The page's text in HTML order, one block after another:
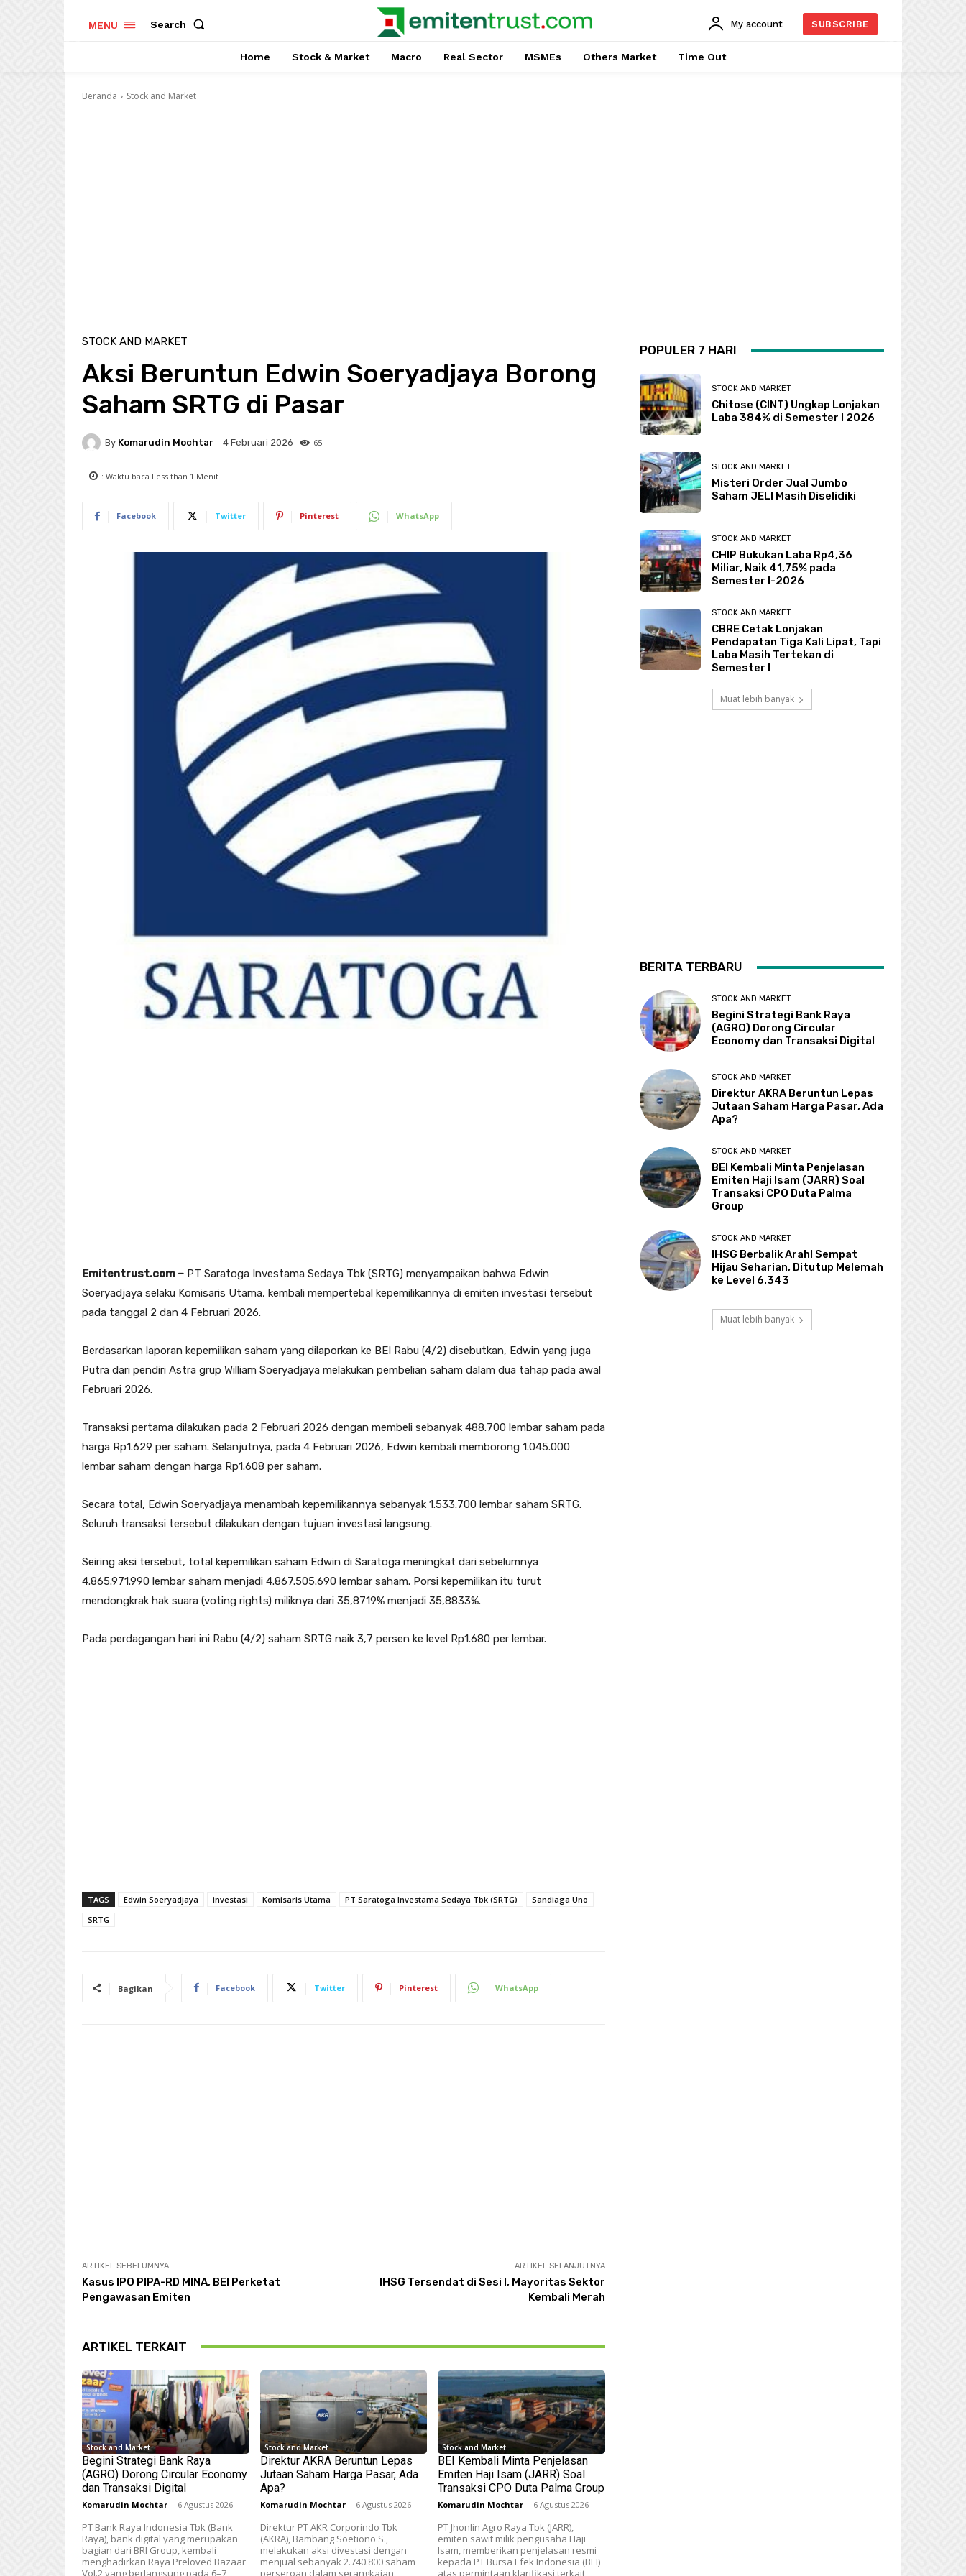
MENU Search My account SUBSCRIBE
Home Stock & Market Macro Real Sector MSMEs Others Market Time Out
Beranda Stock and Market
STOCK AND MARKET
Aksi Beruntun Edwin Soeryadjaya Borong
Saham SRTG di Pasar
By Komarudin Mochtar 4 Februari 2026 65
: Waktu baca Less than 1 Menit
Facebook Twitter Pinterest WhatsApp
Emitentrust.com – PT Saratoga Investama Sedaya Tbk (SRTG) menyampaikan bahwa Edwin
Soeryadjaya selaku Komisaris Utama, kembali mempertebal kepemilikannya di emiten investasi tersebut
pada tanggal 2 dan 4 Februari 2026.
Berdasarkan laporan kepemilikan saham yang dilaporkan ke BEI Rabu (4/2) disebutkan, Edwin yang juga
Putra dari pendiri Astra grup William Soeryadjaya melakukan pembelian saham dalam dua tahap pada awal
Februari 2026.
Transaksi pertama dilakukan pada 2 Februari 2026 dengan membeli sebanyak 488.700 lembar saham pada
harga Rp1.629 per saham. Selanjutnya, pada 4 Februari 2026, Edwin kembali memborong 1.045.000
lembar saham dengan harga Rp1.608 per saham.
Secara total, Edwin Soeryadjaya menambah kepemilikannya sebanyak 1.533.700 lembar saham SRTG.
Seluruh transaksi tersebut dilakukan dengan tujuan investasi langsung.
Seiring aksi tersebut, total kepemilikan saham Edwin di Saratoga meningkat dari sebelumnya
4.865.971.990 lembar saham menjadi 4.867.505.690 lembar saham. Porsi kepemilikan itu turut
mendongkrak hak suara (voting rights) miliknya dari 35,8719% menjadi 35,8833%.
Pada perdagangan hari ini Rabu (4/2) saham SRTG naik 3,7 persen ke level Rp1.680 per lembar.
TAGS Edwin Soeryadjaya investasi Komisaris Utama PT Saratoga Investama Sedaya Tbk (SRTG)
Sandiaga Uno
SRTG
Bagikan Facebook Twitter Pinterest WhatsApp
ARTIKEL SEBELUMNYA
Kasus IPO PIPA-RD MINA, BEI Perketat
Pengawasan Emiten
ARTIKEL SELANJUTNYA
IHSG Tersendat di Sesi I, Mayoritas Sektor
Kembali Merah
ARTIKEL TERKAIT
Stock and Market
Begini Strategi Bank Raya
(AGRO) Dorong Circular Economy
dan Transaksi Digital
Komarudin Mochtar - 6 Agustus 2026
PT Bank Raya Indonesia Tbk (Bank
Raya), bank digital yang merupakan
bagian dari BRI Group, kembali
menghadirkan Raya Preloved Bazaar
Vol.2 yang berlangsung pada 6–7
Stock and Market
Direktur AKRA Beruntun Lepas
Jutaan Saham Harga Pasar, Ada
Apa?
Komarudin Mochtar - 6 Agustus 2026
Direktur PT AKR Corporindo Tbk
(AKRA), Bambang Soetiono S.,
melakukan aksi divestasi dengan
menjual sebanyak 2.740.800 saham
perseroan dalam serangkaian
Stock and Market
BEI Kembali Minta Penjelasan
Emiten Haji Isam (JARR) Soal
Transaksi CPO Duta Palma Group
Komarudin Mochtar - 6 Agustus 2026
PT Jhonlin Agro Raya Tbk (JARR),
emiten sawit milik pengusaha Haji
Isam, memberikan penjelasan resmi
kepada PT Bursa Efek Indonesia (BEI)
atas permintaan klarifikasi terkait
POPULER 7 HARI
STOCK AND MARKET
Chitose (CINT) Ungkap Lonjakan
Laba 384% di Semester I 2026
STOCK AND MARKET
Misteri Order Jual Jumbo
Saham JELI Masih Diselidiki
STOCK AND MARKET
CHIP Bukukan Laba Rp4,36
Miliar, Naik 41,75% pada
Semester I-2026
STOCK AND MARKET
CBRE Cetak Lonjakan
Pendapatan Tiga Kali Lipat, Tapi
Laba Masih Tertekan di
Semester I
Muat lebih banyak
BERITA TERBARU
STOCK AND MARKET
Begini Strategi Bank Raya
(AGRO) Dorong Circular
Economy dan Transaksi Digital
STOCK AND MARKET
Direktur AKRA Beruntun Lepas
Jutaan Saham Harga Pasar, Ada
Apa?
STOCK AND MARKET
BEI Kembali Minta Penjelasan
Emiten Haji Isam (JARR) Soal
Transaksi CPO Duta Palma
Group
STOCK AND MARKET
IHSG Berbalik Arah! Sempat
Hijau Seharian, Ditutup Melemah
ke Level 6.343
Muat lebih banyak